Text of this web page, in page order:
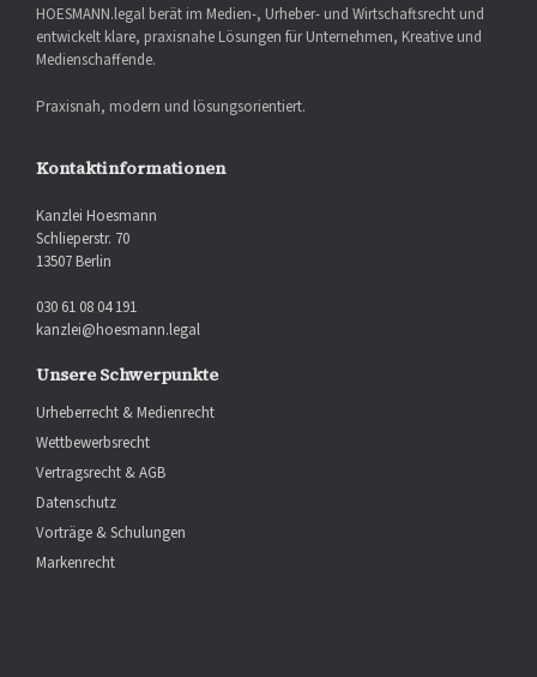
HOESMANN.legal berät im Medien-, Urheber- und Wirtschaftsrecht und
entwickelt klare, praxisnahe Lösungen für Unternehmen, Kreative und
Medienschaffende.
Praxisnah, modern und lösungsorientiert.
Kontaktinformationen
Kanzlei Hoesmann
Schlieperstr. 70
13507 Berlin
030 61 08 04 191
kanzlei@hoesmann.legal
Unsere Schwerpunkte
Urheberrecht & Medienrecht
Wettbewerbsrecht
Vertragsrecht & AGB
Datenschutz
Vorträge & Schulungen
Markenrecht